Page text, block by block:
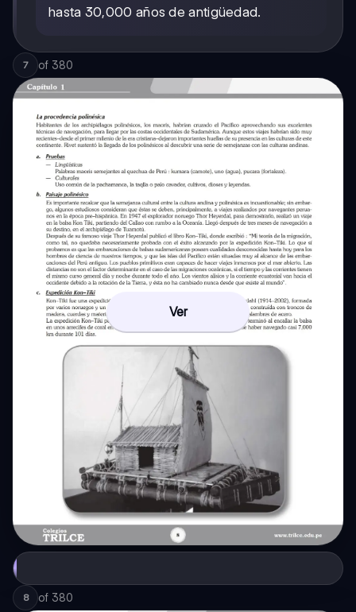
hasta 30,000 años de antigüedad.
7 of 380
Ver
8 of 380